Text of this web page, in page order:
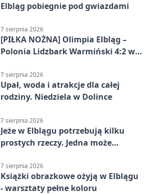
Elbląg pobiegnie pod gwiazdami
7 sierpnia 2026
[PIŁKA NOŻNA] Olimpia Elbląg –
Polonia Lidzbark Warmiński 4:2 w
7 sierpnia 2026
Upał, woda i atrakcje dla całej
rodziny. Niedziela w Dolince
7 sierpnia 2026
Jeże w Elblągu potrzebują kilku
prostych rzeczy. Jedna może
7 sierpnia 2026
Książki obrazkowe ożyją w Elblągu
- warsztaty pełne koloru